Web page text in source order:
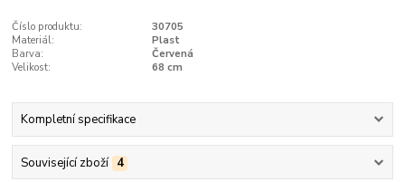
Číslo produktu:
30705
Materiál:
Plast
Barva:
Červená
Velikost:
68 cm
Kompletní specifikace
Související zboží 4